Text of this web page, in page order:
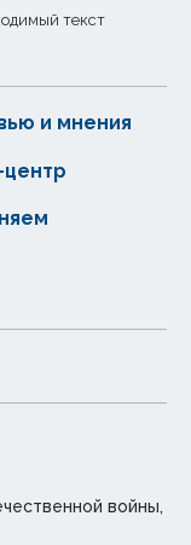
текст
и мнения
войны,